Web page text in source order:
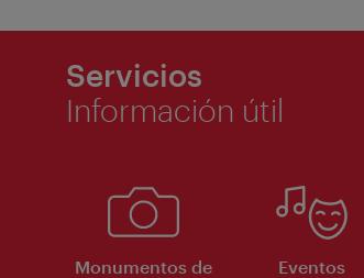
Servicios
Información útil
Monumentos de
Eventos